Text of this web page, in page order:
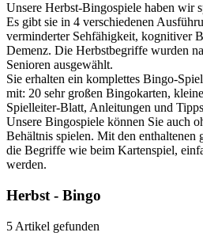
Unsere Herbst-Bingospiele haben wir
Es gibt sie in 4 verschiedenen
verminderter Sehfähigkeit, kognitiver
Demenz. Die Herbstbegriffe wurden
Senioren ausgewählt.
Sie erhalten ein komplettes Bingo-
mit: 20 sehr großen Bingokarten,
Spielleiter-Blatt, Anleitungen und
Unsere Bingospiele können Sie auch
Behältnis spielen. Mit den enthaltenen
die Begriffe wie beim Kartenspiel,
werden.
Herbst - Bingo
5 Artikel gefunden